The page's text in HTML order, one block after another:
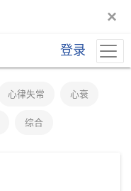
×
登录
心律失常 心衰
综合